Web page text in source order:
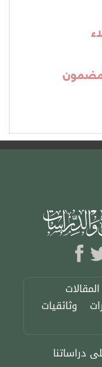
المقالات
وثائقيات
دراساتنا